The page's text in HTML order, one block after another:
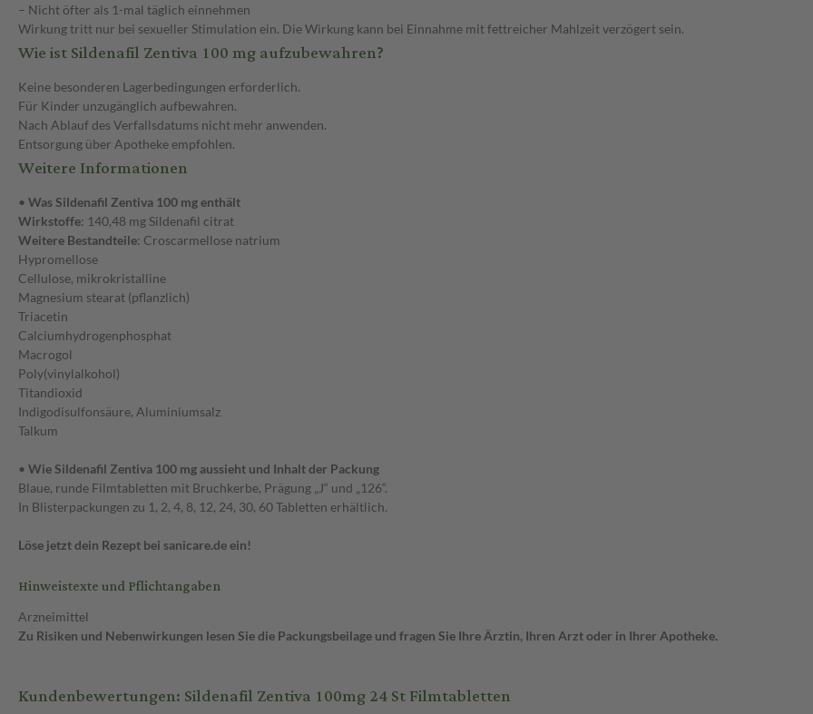
– Nicht öfter als 1-mal täglich einnehmen
Wirkung tritt nur bei sexueller Stimulation ein. Die Wirkung kann bei Einnahme mit fettreicher Mahlzeit verzögert sein.
Wie ist Sildenafil Zentiva 100 mg aufzubewahren?
Keine besonderen Lagerbedingungen erforderlich.
Für Kinder unzugänglich aufbewahren.
Nach Ablauf des Verfallsdatums nicht mehr anwenden.
Entsorgung über Apotheke empfohlen.
Weitere Informationen
• Was Sildenafil Zentiva 100 mg enthält
Wirkstoffe: 140,48 mg Sildenafil citrat
Weitere Bestandteile: Croscarmellose natrium
Hypromellose
Cellulose, mikrokristalline
Magnesium stearat (pflanzlich)
Triacetin
Calciumhydrogenphosphat
Macrogol
Poly(vinylalkohol)
Titandioxid
Indigodisulfonsäure, Aluminiumsalz
Talkum
• Wie Sildenafil Zentiva 100 mg aussieht und Inhalt der Packung
Blaue, runde Filmtabletten mit Bruchkerbe, Prägung „J“ und „126“.
In Blisterpackungen zu 1, 2, 4, 8, 12, 24, 30, 60 Tabletten erhältlich.
Löse jetzt dein Rezept bei sanicare.de ein!
Hinweistexte und Pflichtangaben
Arzneimittel
Zu Risiken und Nebenwirkungen lesen Sie die Packungsbeilage und fragen Sie Ihre Ärztin, Ihren Arzt oder in Ihrer Apotheke.
Kundenbewertungen: Sildenafil Zentiva 100mg 24 St Filmtabletten